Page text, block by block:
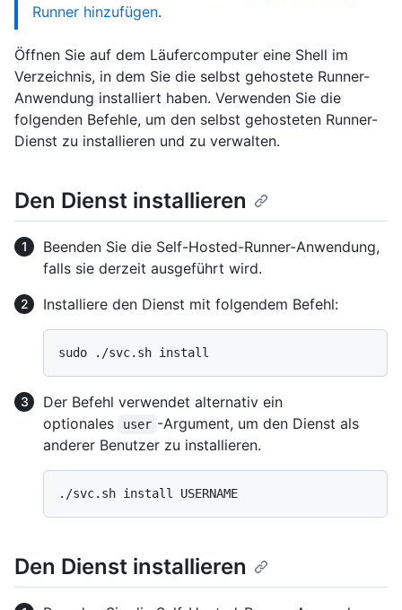
Runner hinzufügen.
Öffnen Sie auf dem Läufercomputer eine Shell im
Verzeichnis, in dem Sie die selbst gehostete Runner-
Anwendung installiert haben. Verwenden Sie die
folgenden Befehle, um den selbst gehosteten Runner-
Dienst zu installieren und zu verwalten.
Den Dienst installieren
Beenden Sie die Self-Hosted-Runner-Anwendung,
falls sie derzeit ausgeführt wird.
Installiere den Dienst mit folgendem Befehl:
Der Befehl verwendet alternativ ein
optionales
user -Argument, um den Dienst als
anderer Benutzer zu installieren.
Den Dienst installieren